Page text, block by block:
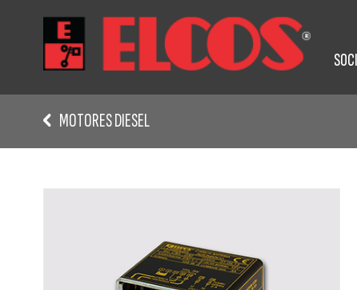
MOTORES DIESEL